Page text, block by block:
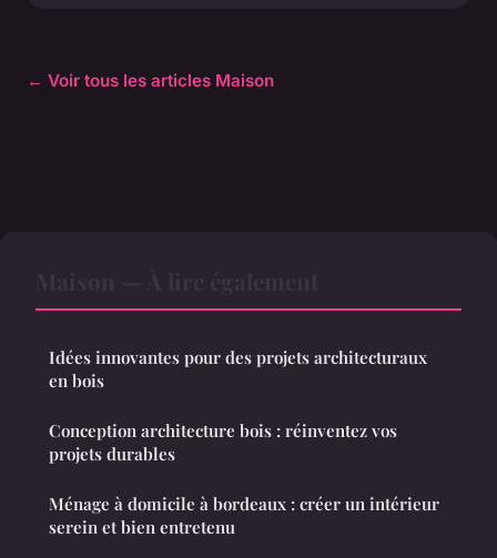
← Voir tous les articles Maison
Idées innovantes pour des projets architecturaux
en bois
Conception architecture bois : réinventez vos
projets durables
Ménage à domicile à bordeaux : créer un intérieur
serein et bien entretenu